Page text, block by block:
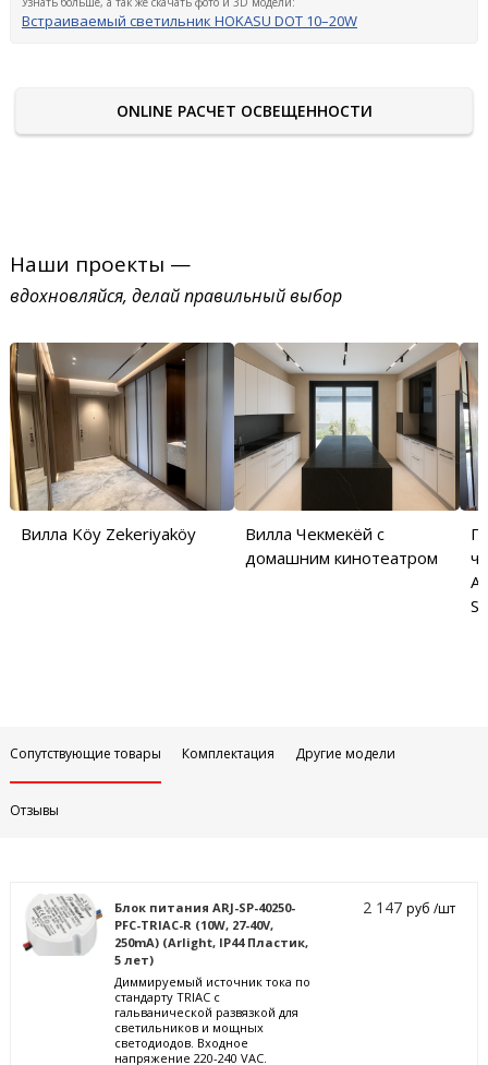
Встраиваемый светильник HOKASU DOT 10–20W
ONLINE РАСЧЕТ ОСВЕЩЕННОСТИ
Наши проекты —
вдохновляйся, делай правильный выбор
Вилла Köy Zekeriyaköy
Вилла Чекмекёй с
домашним кинотеатром
Сопутствующие товары Комплектация Другие модели
Отзывы
Блок питания ARJ-SP-40250-
PFC-TRIAC-R (10W, 27-40V,
250mA) (Arlight, IP44 Пластик,
5 лет)
Диммируемый источник тока по
стандарту TRIAC с
гальванической развязкой для
светильников и мощных
светодиодов. Входное
напряжение 220-240 VAC.
2 147руб /шт